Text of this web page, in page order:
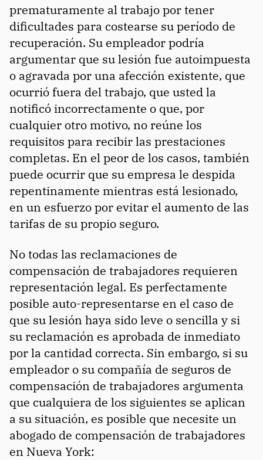
prematuramente al trabajo por tener
dificultades para costearse su período de
recuperación. Su empleador podría
argumentar que su lesión fue autoimpuesta
o agravada por una afección existente, que
ocurrió fuera del trabajo, que usted la
notificó incorrectamente o que, por
cualquier otro motivo, no reúne los
requisitos para recibir las prestaciones
completas. En el peor de los casos, también
puede ocurrir que su empresa le despida
repentinamente mientras está lesionado,
en un esfuerzo por evitar el aumento de las
tarifas de su propio seguro.
No todas las reclamaciones de
compensación de trabajadores requieren
representación legal. Es perfectamente
posible auto-representarse en el caso de
que su lesión haya sido leve o sencilla y si
su reclamación es aprobada de inmediato
por la cantidad correcta. Sin embargo, si su
empleador o su compañía de seguros de
compensación de trabajadores argumenta
que cualquiera de los siguientes se aplican
a su situación, es posible que necesite un
abogado de compensación de trabajadores
en Nueva York: